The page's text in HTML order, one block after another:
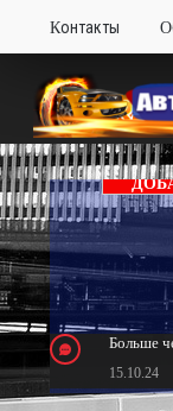
Контакты
Больше
15.10.24